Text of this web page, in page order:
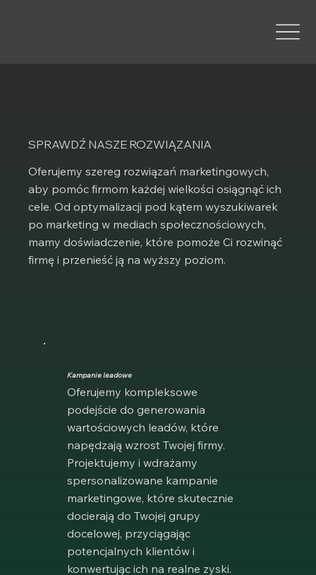
SPRAWDŹ NASZE ROZWIĄZANIA
Oferujemy szereg rozwiązań marketingowych,
aby pomóc firmom każdej wielkości osiągnąć ich
cele. Od optymalizacji pod kątem wyszukiwarek
po marketing w mediach społecznościowych,
mamy doświadczenie, które pomoże Ci rozwinąć
firmę i przenieść ją na wyższy poziom.
Kampanie leadowe
Oferujemy kompleksowe
podejście do generowania
wartościowych leadów, które
napędzają wzrost Twojej firmy.
Projektujemy i wdrażamy
spersonalizowane kampanie
marketingowe, które skutecznie
docierają do Twojej grupy
docelowej, przyciągając
potencjalnych klientów i
konwertując ich na realne zyski.